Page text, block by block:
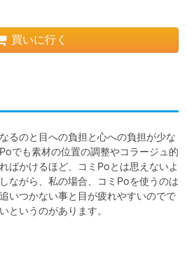
買いに行く
るのと目への負担と心への負担が少な
でも素材の位置の調整やコラージュ的
ばかけるほど、コミPoとは思えないよ
ながら、私の場合、コミPoを使うのは
いつかない事と目が疲れやすいのでで